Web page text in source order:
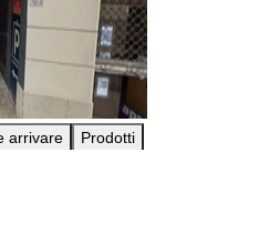
arrivare Prodotti